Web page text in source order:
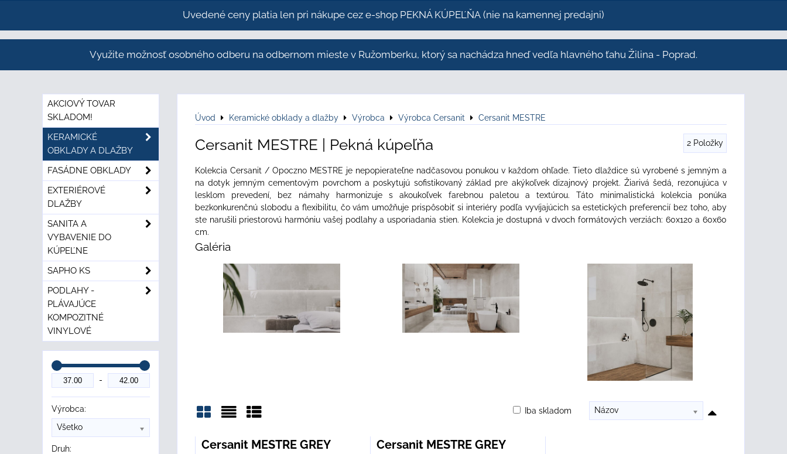
Uvedené ceny platia len pri nákupe cez e-shop PEKNÁ KÚPEĽŇA (nie na kamennej predajni)
Využite možnosť osobného odberu na odbernom mieste v Ružomberku, ktorý sa nachádza hneď vedľa hlavného ťahu Žilina - Poprad.
Úvod Keramické obklady a dlažby Výrobca Výrobca Cersanit Cersanit MESTRE
Cersanit MESTRE | Pekná kúpeľňa 2 Položky
Kolekcia Cersanit / Opoczno MESTRE je nepopierateľne nadčasovou ponukou v každom ohľade. Tieto dlaždice sú vyrobené s jemným a
na dotyk jemným cementovým povrchom a poskytujú sofistikovaný základ pre akýkoľvek dizajnový projekt. Žiarivá šedá, rezonujúca v
lesklom prevedení, bez námahy harmonizuje s akoukoľvek farebnou paletou a textúrou. Táto minimalistická kolekcia ponúka
bezkonkurenčnú slobodu a flexibilitu, čo vám umožňuje prispôsobiť si interiéry podľa vyvíjajúcich sa estetických preferencií bez toho, aby
ste narušili priestorovú harmóniu vašej podlahy a usporiadania stien. Kolekcia je dostupná v dvoch formátových verziách: 60x120 a 60x60
cm.
Galéria
Mriežka
Názov
Iba skladom
Cersanit MESTRE GREY
Cersanit MESTRE GREY
AKCIOVÝ TOVAR
SKLADOM!
KERAMICKÉ
OBKLADY A DLAŽBY
FASÁDNE OBKLADY
EXTERIÉROVÉ
DLAŽBY
SANITA A
VYBAVENIE DO
KÚPEĽNE
SAPHO KS
PODLAHY -
PLÁVAJÚCE
KOMPOZITNÉ
VINYLOVÉ
Výrobca:
Všetko
Druh: